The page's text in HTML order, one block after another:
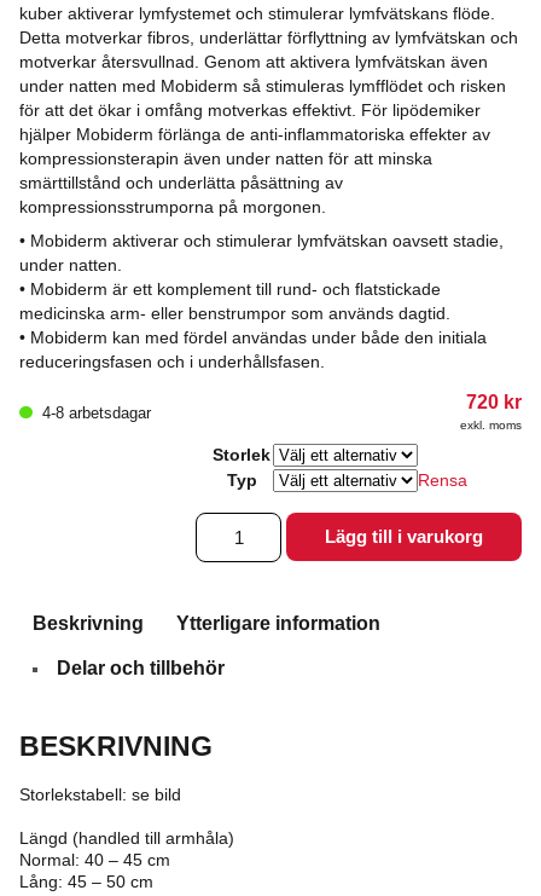
kuber aktiverar lymfystemet och stimulerar lymfvätskans flöde.
Detta motverkar fibros, underlättar förflyttning av lymfvätskan och
motverkar återsvullnad. Genom att aktivera lymfvätskan även
under natten med Mobiderm så stimuleras lymfflödet och risken
för att det ökar i omfång motverkas effektivt. För lipödemiker
hjälper Mobiderm förlänga de anti-inflammatoriska effekter av
kompressionsterapin även under natten för att minska
smärttillstånd och underlätta påsättning av
kompressionsstrumporna på morgonen.
• Mobiderm aktiverar och stimulerar lymfvätskan oavsett stadie,
under natten.
• Mobiderm är ett komplement till rund- och flatstickade
medicinska arm- eller benstrumpor som används dagtid.
• Mobiderm kan med fördel användas under både den initiala
reduceringsfasen och i underhållsfasen.
4-8 arbetsdagar
720 kr
exkl. moms
Storlek
Typ
Rensa
Mobiderm
armstrumpa
Lägg till i varukorg
Beskrivning Ytterligare information
Delar och tillbehör
BESKRIVNING
Storlekstabell: se bild
Längd (handled till armhåla)
Normal: 40 – 45 cm
Lång: 45 – 50 cm